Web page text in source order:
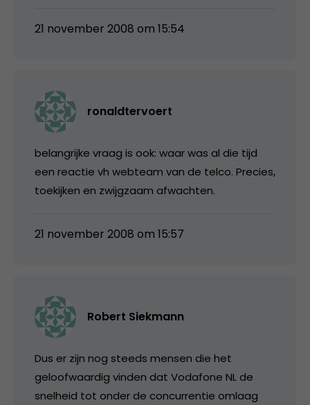
21 november 2008 om 15:54
ronaldtervoert
belangrijke vraag is ook: waar was al die tijd
een reactie vh webteam van de telco. Precies,
toekijken en zwijgzaam afwachten.
21 november 2008 om 15:57
Robert Siekmann
Dus er zijn nog steeds mensen die het
geloofwaardig vinden dat Vodafone NL de
snelheid tot onder de concurrentie omlaag